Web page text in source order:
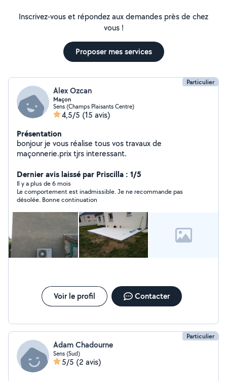
Inscrivez-vous et répondez aux demandes près de chez
vous !
Proposer mes services
Particulier
Alex Ozcan
Maçon
Sens (Champs Plaisants Centre)
4,5/5 (15 avis)
Présentation
bonjour je vous réalise tous vos travaux de
maçonnerie.prix tjrs interessant.
Dernier avis laissé par Priscilla : 1/5
Il y a plus de 6 mois
Le comportement est inadmissible. Je ne recommande pas
désolée. Bonne continuation
Voir le profil Contacter
Particulier
Adam Chadourne
Sens (Sud)
5/5 (2 avis)